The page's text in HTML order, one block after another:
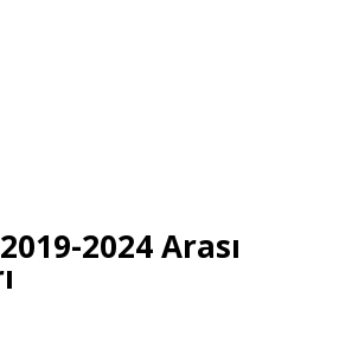
2024 Arası